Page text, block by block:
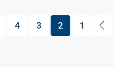
1
2
3
4